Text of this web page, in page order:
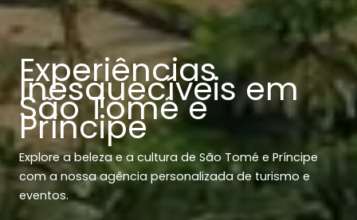
Experiências
Inesquecíveis em
São Tomé e
Príncipe
Explore a beleza e a cultura de São Tomé e Príncipe
com a nossa agência personalizada de turismo e
eventos.